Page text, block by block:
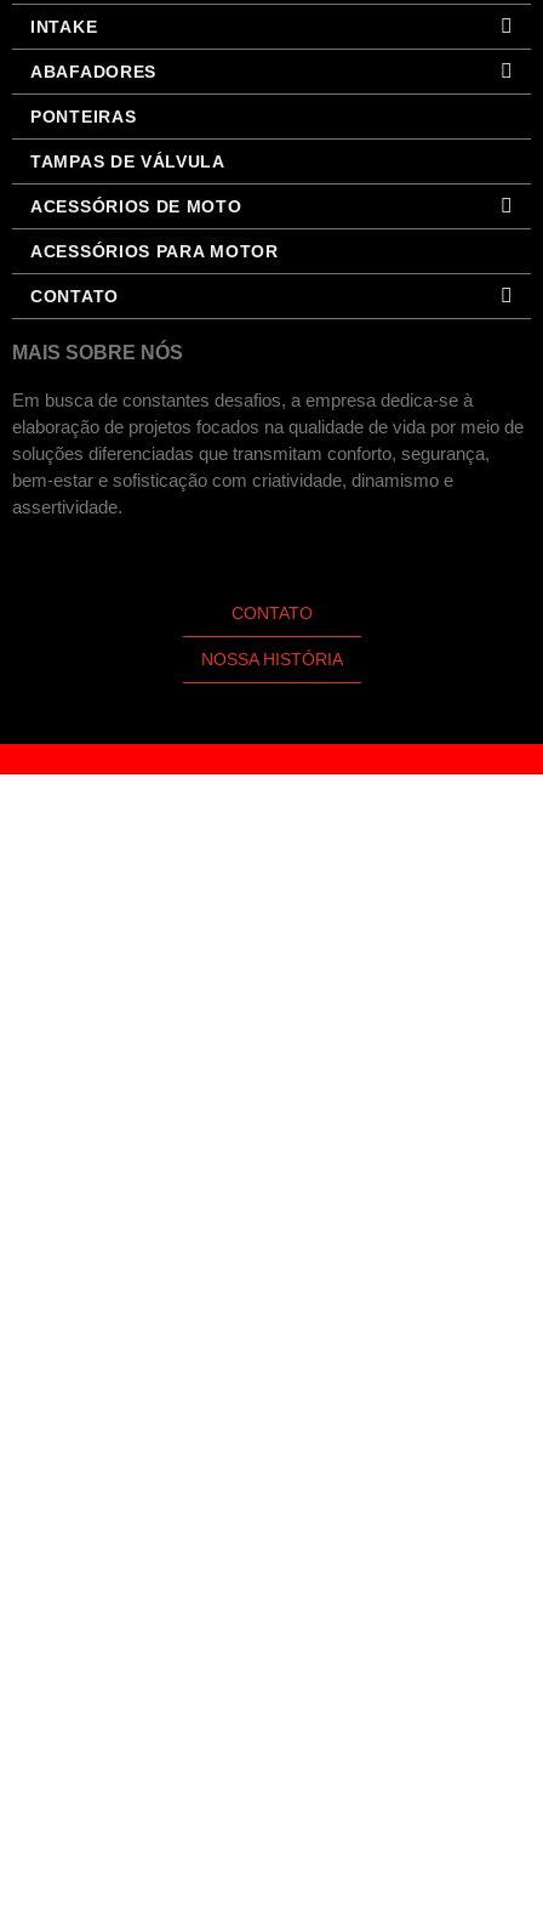
INTAKE
ABAFADORES
PONTEIRAS
TAMPAS DE VÁLVULA
ACESSÓRIOS DE MOTO
ACESSÓRIOS PARA MOTOR
CONTATO
MAIS SOBRE NÓS
Em busca de constantes desafios, a empresa dedica-se à
elaboração de projetos focados na qualidade de vida por meio de
soluções diferenciadas que transmitam conforto, segurança,
bem-estar e sofisticação com criatividade, dinamismo e
assertividade.
CONTATO
NOSSA HISTÓRIA